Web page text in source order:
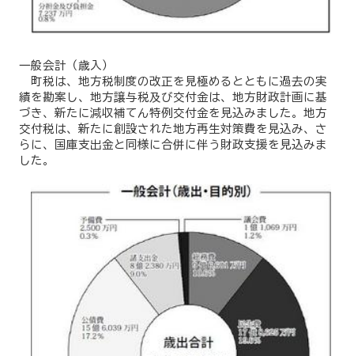
一般会計（歳入）
町税は、地方税制度の改正を見極めるとともに過去の実
績を勘案し、地方譲与税及び交付金は、地方財政計画に基
づき、新たに減収補てん特例交付金を見込みました。地方
交付税は、新たに創設された地方再生対策費を見込み、さ
らに、国庫支出金と同様に合併に伴う財政支援を見込みま
した。